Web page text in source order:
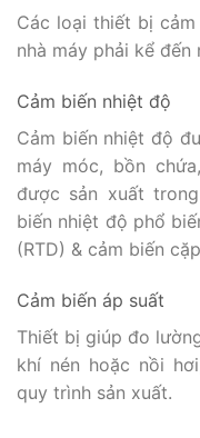
Các loại thiết bị
nhà máy phải kể đến
Cảm biến nhiệt độ
Cảm biến nhiệt độ
máy móc, bồn
được sản xuất
biến nhiệt độ phổ
(RTD) & cảm biến
Cảm biến áp suất
Thiết bị giúp đo
khí nén hoặc nồi
quy trình sản xuất.